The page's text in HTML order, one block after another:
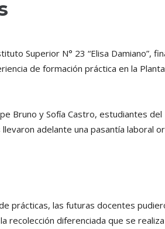
Superior N° 23 “Elisa Damiano”,
de formación práctica en la
Bruno y Sofía Castro, estudiantes
adelante una pasantía laboral
prácticas, las futuras docentes
recolección diferenciada que se